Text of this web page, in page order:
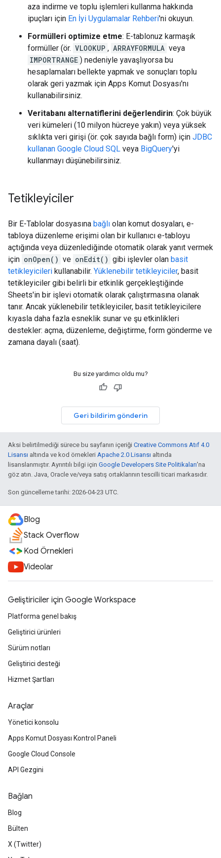
aza indirme ve toplu işlemleri kullanma hakkında
ipuçları için En İyi Uygulamalar Rehberi'ni okuyun.
Formülleri optimize etme: E-tablonuz karmaşık
formüller (ör. VLOOKUP , ARRAYFORMULA veya
IMPORTRANGE ) nedeniyle yavaşlıyorsa bu
hesaplamaları bellekte yapmak ve sonuçları toplu
olarak geri yazmak için Apps Komut Dosyası'nı
kullanabilirsiniz.
Veritabanı alternatiflerini değerlendirin: Çok büyük
veri kümeleri (10 milyon hücreye yakın) veya yüksek
sıklıkta veri girişi (ör. çok sayıda bağlı form) için JDBC
kullanan Google Cloud SQL veya BigQuery'yi
kullanmayı düşünebilirsiniz.
Tetikleyiciler
Bir E-Tablolar dosyasına bağlı olan komut dosyaları, e-
tabloya düzenleme erişimi olan bir kullanıcı e-tabloyu
açtığında veya düzenlediğinde otomatik olarak yanıt vermek
için onOpen() ve onEdit() gibi işlevler olan basit
tetikleyicileri kullanabilir. Yüklenebilir tetikleyiciler, basit
tetikleyiciler gibi belirli bir etkinlik gerçekleştiğinde
Sheets'in bir işlevi otomatik olarak çalıştırmasına olanak
tanır. Ancak yüklenebilir tetikleyiciler, basit tetikleyicilere
kıyasla daha fazla esneklik sunar ve şu etkinlikleri
destekler: açma, düzenleme, değiştirme, form gönderme ve
zamana dayalı (saat).
Bu size yardımcı oldu mu?
Geri bildirim gönderin
Aksi belirtilmediği sürece bu sayfanın içeriği Creative Commons Atıf 4.0
Lisansı altında ve kod örnekleri Apache 2.0 Lisansı altında
lisanslanmıştır. Ayrıntılı bilgi için Google Developers Site Politikaları'na
göz atın. Java, Oracle ve/veya satış ortaklarının tescilli ticari markasıdır.
Son güncelleme tarihi: 2026-04-23 UTC.
Blog
Stack Overflow
Kod Örnekleri
Videolar
Geliştiriciler için Google Workspace
Platforma genel bakış
Geliştirici ürünleri
Sürüm notları
Geliştirici desteği
Hizmet Şartları
Araçlar
Yönetici konsolu
Apps Komut Dosyası Kontrol Paneli
Google Cloud Console
API Gezgini
Bağlan
Blog
Bülten
X (Twitter)